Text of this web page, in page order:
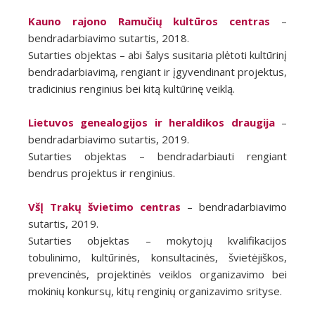
Kauno rajono Ramučių kultūros centras –
bendradarbiavimo sutartis, 2018.
Sutarties objektas – abi šalys susitaria plėtoti kultūrinį
bendradarbiavimą, rengiant ir įgyvendinant projektus,
tradicinius renginius bei kitą kultūrinę veiklą.
Lietuvos genealogijos ir heraldikos draugija–
bendradarbiavimo sutartis, 2019.
Sutarties objektas – bendradarbiauti rengiant
bendrus projektus ir renginius.
VšĮ Trakų švietimo centras – bendradarbiavimo
sutartis, 2019.
Sutarties objektas – mokytojų kvalifikacijos
tobulinimo, kultūrinės, konsultacinės, švietėjiškos,
prevencinės, projektinės veiklos organizavimo bei
mokinių konkursų, kitų renginių organizavimo srityse.